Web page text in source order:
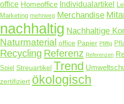
office Homeoffice Individualartikel
Marketing mehrweg Merchandise
nachhaltig Nachhaltige
Naturmaterial office Papier Pfiffig
Recycling Referenz Referenzen
Spiel Streuartikel Trend
zertifiziert ökologisch